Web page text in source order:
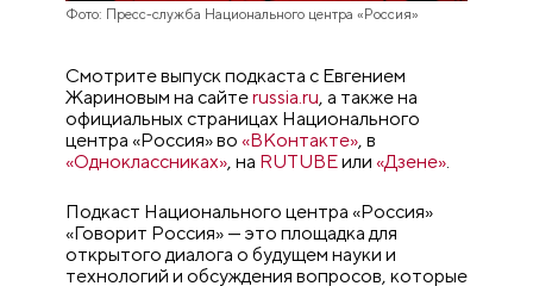
Фото: Пресс-служба Национального центра «Россия»
Смотрите выпуск подкаста с Евгением
Жариновым на сайтеrussia.ru, а также на
официальных страницах Национального
центра «Россия» во«ВКонтакте», в
«Одноклассниках», на RUTUBEили«Дзене».
Подкаст Национального центра «Россия»
«Говорит Россия» — это площадка для
открытого диалога о будущем науки и
технологий и обсуждения вопросов, которые